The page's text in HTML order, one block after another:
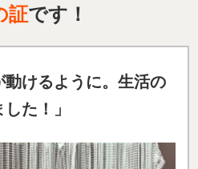
証です！
動けるように。生活の
した ！」